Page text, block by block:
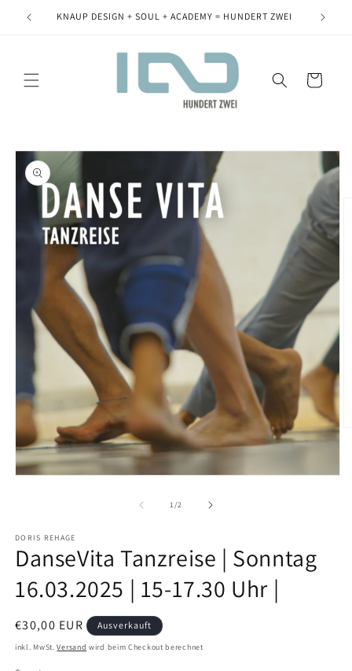
zum
KNAUP DESIGN + SOUL + ACADEMY = HUNDERT ZWEI
Warenkorb
1/von
2
DORIS REHAGE
DanseVita Tanzreise | Sonntag
16.03.2025 | 15-17.30 Uhr |
Normaler
Preis
€30,00 EUR Ausverkauft
inkl. MwSt.Versand wird beim Checkout berechnet